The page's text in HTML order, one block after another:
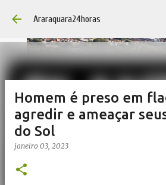
Pular para o conteúdo
Araraquara24horas
Homem é preso em
agredir e ameaçar
do Sol
janeiro 03, 2023